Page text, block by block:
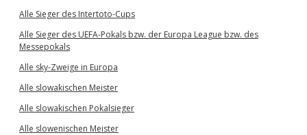
Alle Sieger des Intertoto-Cups
Alle Sieger des UEFA-Pokals bzw. der Europa League bzw. des
Messepokals
Alle sky-Zweige in Europa
Alle slowakischen Meister
Alle slowakischen Pokalsieger
Alle slowenischen Meister